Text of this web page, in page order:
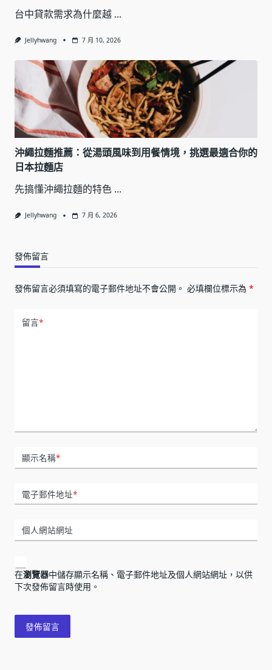
台中貸款需求為什麼越 ...
Jellyhwang 7 月 10, 2026
沖繩拉麵推薦：從湯頭風味到用餐情境，挑選最適合你的
日本拉麵店
先搞懂沖繩拉麵的特色 ...
Jellyhwang 7 月 6, 2026
發佈留言
發佈留言必須填寫的電子郵件地址不會公開。 必填欄位標示為 *
留言*
顯示名稱*
電子郵件地址*
個人網站網址
在瀏覽器中儲存顯示名稱、電子郵件地址及個人網站網址，以供
下次發佈留言時使用。